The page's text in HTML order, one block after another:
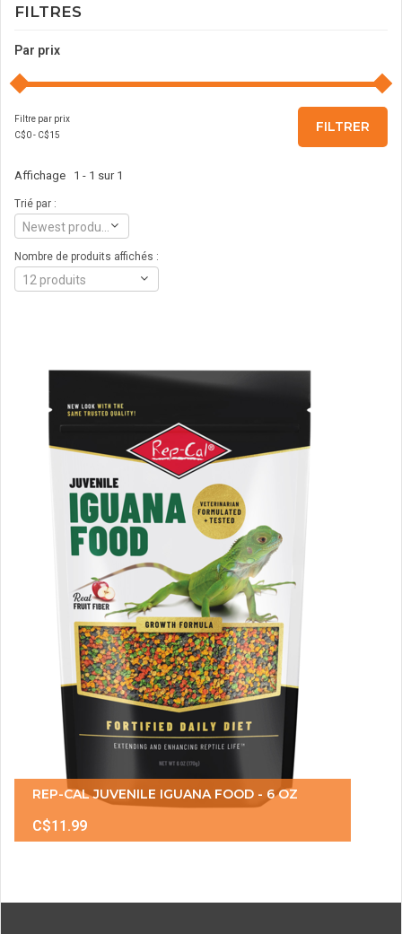
FILTRES
Par prix
Filtre par prix
C$0- C$15
FILTRER
Affichage 1 - 1 sur 1
Trié par :
Nombre de produits affichés :
12 produits
REP-CAL JUVENILE IGUANA FOOD - 6 OZ
C$11.99